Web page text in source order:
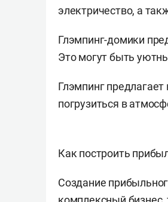
электричество, а
Глэмпинг-домики
Это могут быть
Глэмпинг
погрузиться в
Как построить
Создание